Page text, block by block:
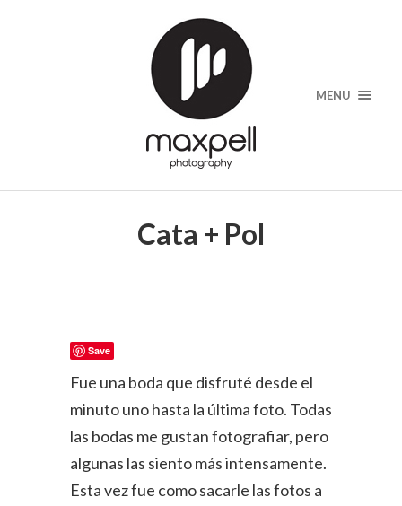
MENU
Cata + Pol
Save
Fue una boda que disfruté desde el
minuto uno hasta la última foto. Todas
las bodas me gustan fotografiar, pero
algunas las siento más intensamente.
Esta vez fue como sacarle las fotos a